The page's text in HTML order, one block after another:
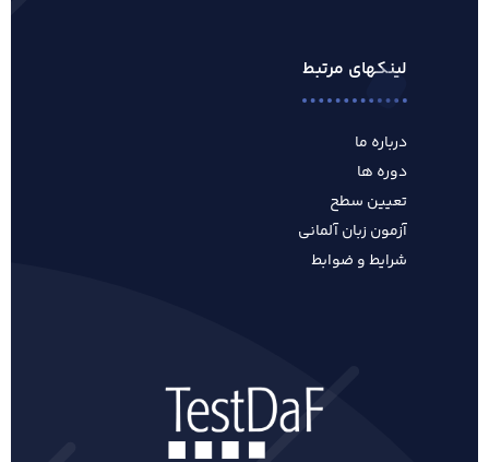
لینکهای مرتبط
درباره ما
دوره ها
تعیین سطح
آزمون زبان آلمانی
شرایط و ضوابط